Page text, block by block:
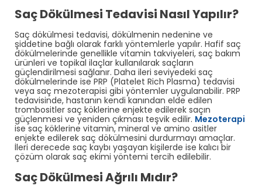
Saç Dökülmesi Tedavisi Nasıl Yapılır?
Saç dökülmesi tedavisi, dökülmenin nedenine ve
şiddetine bağlı olarak farklı yöntemlerle yapılır. Hafif saç
dökülmelerinde genellikle vitamin takviyeleri, saç bakım
ürünleri ve topikal ilaçlar kullanılarak saçların
güçlendirilmesi sağlanır. Daha ileri seviyedeki saç
dökülmelerinde ise PRP (Platelet Rich Plasma) tedavisi
veya saç mezoterapisi gibi yöntemler uygulanabilir. PRP
tedavisinde, hastanın kendi kanından elde edilen
trombositler saç köklerine enjekte edilerek saçın
güçlenmesi ve yeniden çıkması teşvik edilir. Mezoterapi
ise saç köklerine vitamin, mineral ve amino asitler
enjekte edilerek saç dökülmesini durdurmayı amaçlar.
İleri derecede saç kaybı yaşayan kişilerde ise kalıcı bir
çözüm olarak saç ekimi yöntemi tercih edilebilir.
Saç Dökülmesi Ağrılı Mıdır?